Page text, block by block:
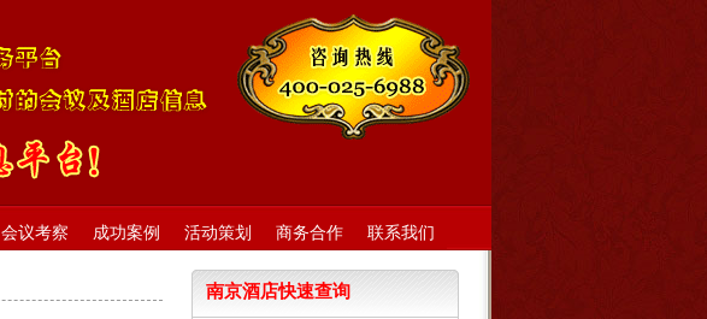
会议考察 成功案例 活动策划 商务合作 联系我们
南京酒店快速查询